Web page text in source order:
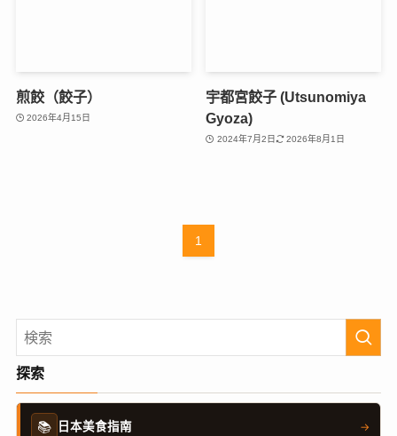
煎餃（餃子）
2026年4月15日
宇都宮餃子 (Utsunomiya
Gyoza)
2024年7月2日 2026年8月1日
1
探索
📚 日本美食指南 →